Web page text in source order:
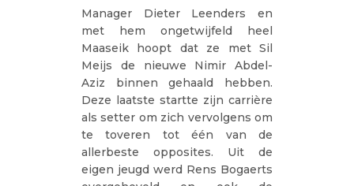
Manager Dieter Leenders en
met hem ongetwijfeld heel
Maaseik hoopt dat ze met Sil
Meijs de nieuwe Nimir Abdel-
Aziz binnen gehaald hebben.
Deze laatste startte zijn carrière
als setter om zich vervolgens om
te toveren tot één van de
allerbeste opposites. Uit de
eigen jeugd werd Rens Bogaerts